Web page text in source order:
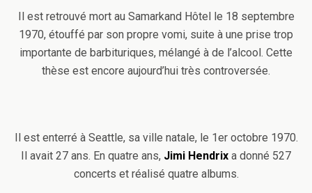
Il est retrouvé mort au Samarkand Hôtel le 18 septembre
1970, étouffé par son propre vomi, suite à une prise trop
importante de barbituriques, mélangé à de l’alcool. Cette
thèse est encore aujourd’hui très controversée.
Il est enterré à Seattle, sa ville natale, le 1er octobre 1970.
Il avait 27 ans. En quatre ans, Jimi Hendrix a donné 527
concerts et réalisé quatre albums.